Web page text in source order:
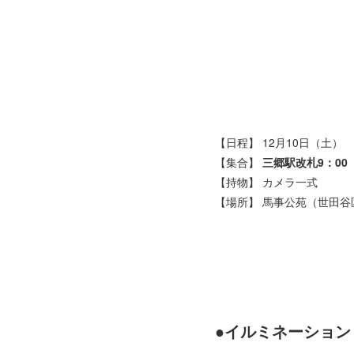
【日程】 12月10日（土）
【集合】 三郷駅改札9：00
【持物】 カメラ一式
【場所】 馬事公苑（世田
●イルミネーション